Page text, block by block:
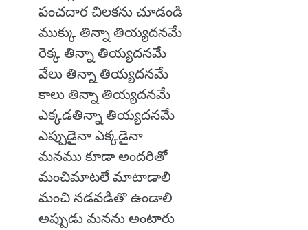
పంచదార చిలకను చూడండి
ముక్కు తిన్నా తియ్యదనమే
రెక్క తిన్నా తియ్యదనమే
వేలు తిన్నా తియ్యదనమే
కాలు తిన్నా తియ్యదనమే
ఎక్కడతిన్నా తియ్యదనమే
ఎప్పుడైనా ఎక్కడైనా
మనము కూడా అందరితో
మంచిమాటలే మాటాడాలి
మంచి నడవడితొ ఉండాలి
అప్పుడు మనను అంటారు